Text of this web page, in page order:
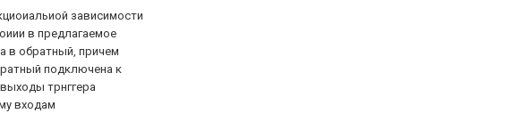
зависимости
в предлагаемое
в обратный, причем
подключена к
трнггера
входам